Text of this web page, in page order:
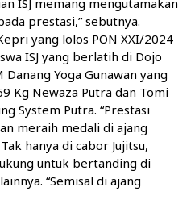
ISJ memang mengutamakan
prestasi,” sebutnya.
yang lolos PON XXI/2024
ISJ yang berlatih di Dojo
Yoga Gunawan yang
Kg Newaza Putra dan Tomi
System Putra. “Prestasi
meraih medali di ajang
hanya di cabor Jujitsu,
untuk bertanding di
“Semisal di ajang